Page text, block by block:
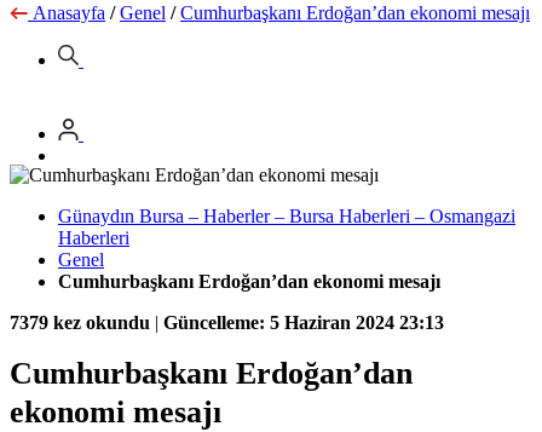
Anasayfa / Genel / Cumhurbaşkanı Erdoğan’dan ekonomi mesajı
Günaydın Bursa – Haberler – Bursa Haberleri – Osmangazi
Haberleri
Genel
Cumhurbaşkanı Erdoğan’dan ekonomi mesajı
7379 kez okundu | Güncelleme: 5 Haziran 2024 23:13
Cumhurbaşkanı Erdoğan’dan
ekonomi mesajı